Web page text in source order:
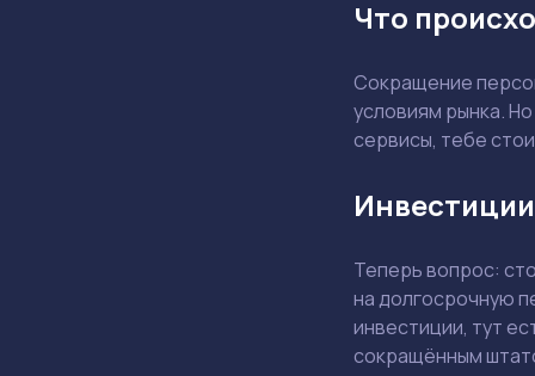
Что
Сокращение
условиям рынка.
сервисы, тебе
Теперь вопрос:
на долгосрочную
инвестиции, тут
сокращённым